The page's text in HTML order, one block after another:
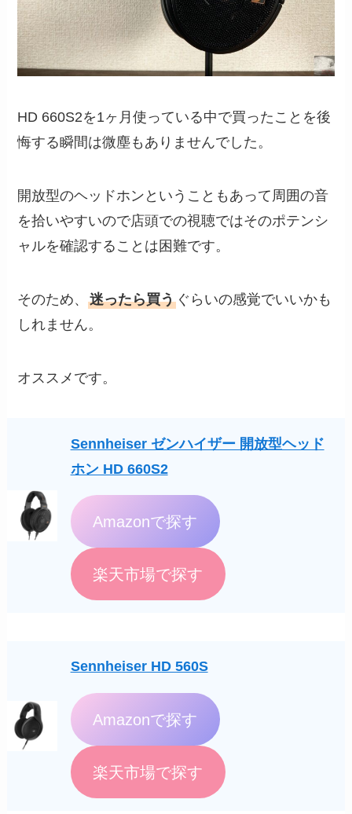
HD 660S2を1ヶ月使っている中で買ったことを後
悔する瞬間は微塵もありませんでした。
開放型のヘッドホンということもあって周囲の音
を拾いやすいので店頭での視聴ではそのポテンシ
ャルを確認することは困難です。
そのため、迷ったら買う ぐらいの感覚でいいかも
しれません。
オススメです。
Sennheiser ゼンハイザー 開放型ヘッド
ホン HD 660S2
Amazonで探す
楽天市場で探す
Sennheiser HD 560S
Amazonで探す
楽天市場で探す